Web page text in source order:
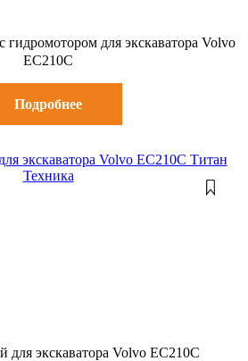
гидромотором для экскаватора Volvo
EC210C
Подробнее
для экскаватора Volvo EC210C